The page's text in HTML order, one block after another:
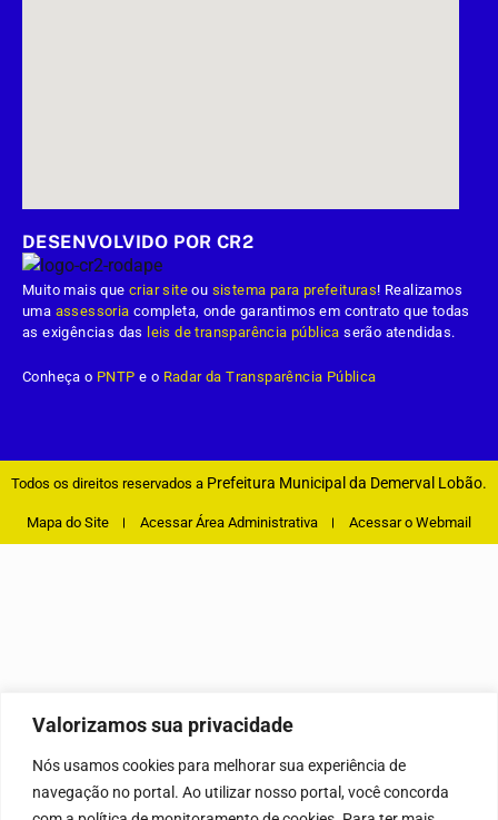
Valorizamos sua privacidade
Nós usamos cookies para melhorar sua experiência de
navegação no portal. Ao utilizar nosso portal, você concorda
DESENVOLVIDO POR CR2
Muito mais quecriar site ou sistema para prefeituras! Realizamos
uma assessoria completa, onde garantimos em contrato que todas
as exigências das leis de transparência pública serão atendidas.
Conheça o PNTP e o Radar da Transparência Pública
Todos os direitos reservados a Prefeitura Municipal da Demerval Lobão.
Mapa do Site Acessar Área Administrativa Acessar o Webmail